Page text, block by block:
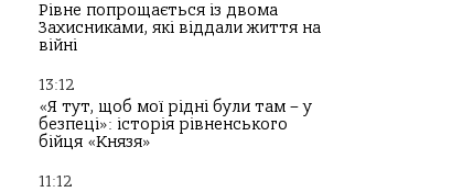
Рівне попрощається із двома
Захисниками, які віддали життя на
війні
13:12
«Я тут, щоб мої рідні були там – у
безпеці»: історія рівненського
бійця «Князя»
11:12